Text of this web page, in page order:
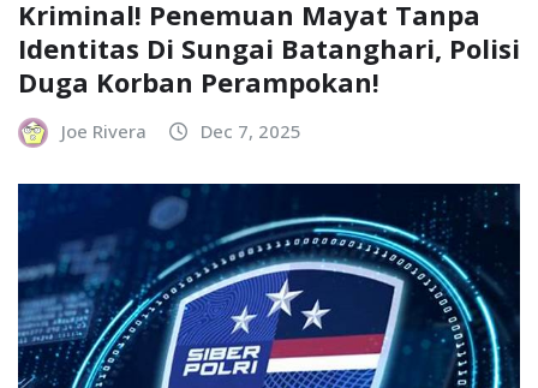
Kriminal! Penemuan Mayat Tanpa
Identitas Di Sungai Batanghari, Polisi
Duga Korban Perampokan!
Joe Rivera Dec 7, 2025